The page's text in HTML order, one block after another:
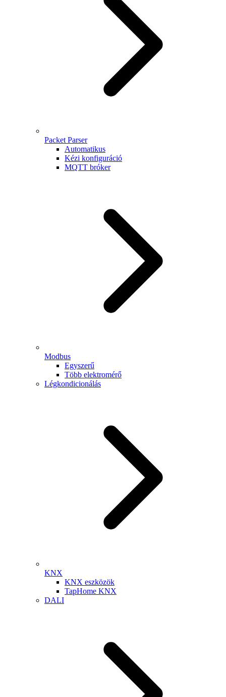
Packet Parser
Automatikus
Kézi konfiguráció
MQTT bróker
Modbus
Egyszerű
Több elektromérő
Légkondicionálás
KNX
KNX eszközök
TapHome KNX
DALI